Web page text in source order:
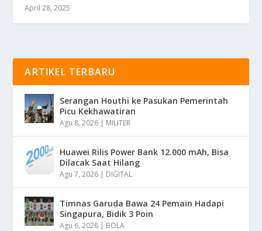
April 28, 2025
ARTIKEL TERBARU
Serangan Houthi ke Pasukan Pemerintah
Picu Kekhawatiran
Agu 8, 2026 | MILITER
Huawei Rilis Power Bank 12.000 mAh, Bisa
Dilacak Saat Hilang
Agu 7, 2026 | DIGITAL
Timnas Garuda Bawa 24 Pemain Hadapi
Singapura, Bidik 3 Poin
Agu 6, 2026 | BOLA